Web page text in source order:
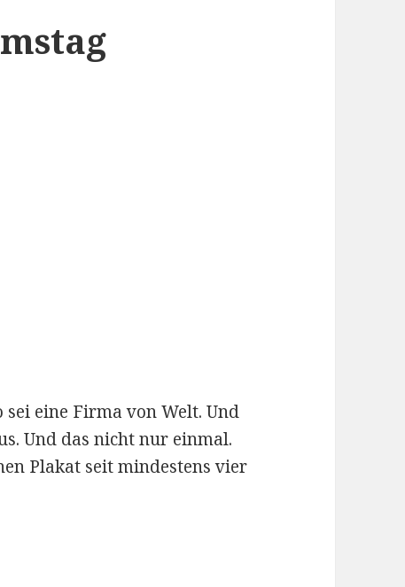
eine Firma von Welt. Und
Und das nicht nur einmal.
Plakat seit mindestens vier